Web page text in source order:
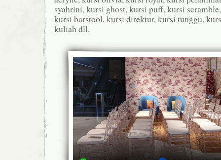
syahrini, kursi ghost, kursi puff, kursi
kursi barstool, kursi direktur, kursi tunggu,
kuliah dll.